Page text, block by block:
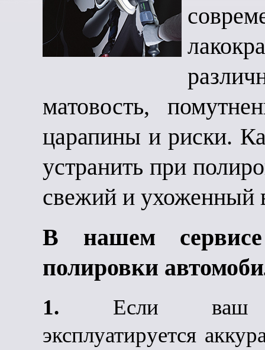
матовость,
царапины и риски.
устранить при
свежий и ухоженный
В нашем
полировки
1. Если ваш
эксплуатируется